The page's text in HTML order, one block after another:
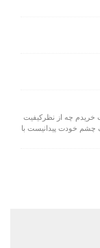
خریدم چه از نظرکیفیت
چشم خودت پیدانیست با